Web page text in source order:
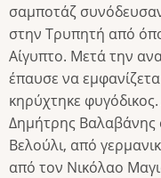
σαμποτάζ
στην Τρυπητή από
Αίγυπτο. Μετά την
έπαυσε να
κηρύχτηκε
Δημήτρης Βαλαβάνης
Βελούλι, από
από τον Νικόλαο